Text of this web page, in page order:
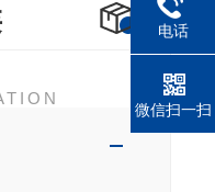
电话
微信扫一扫